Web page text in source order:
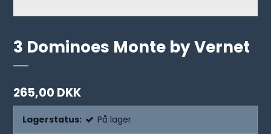
3 Dominoes Monte by Vernet
265,00 DKK
Lagerstatus: På lager